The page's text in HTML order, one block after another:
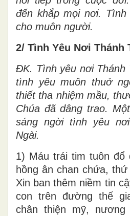
đến khắp mọi nơi.
cho muôn người.
2/ Tình Yêu Nơi Thánh
ĐK. Tình yêu nơi Thánh
tình yêu muôn thuở
thiết tha nhiệm mầu,
Chúa đã dâng trao.
sáng ngời tình yêu
Ngài.
1) Máu trái tim tuôn đổ
hồng ân chan chứa,
Xin ban thêm niềm tin
con trên đường thế
chân thiện mỹ,